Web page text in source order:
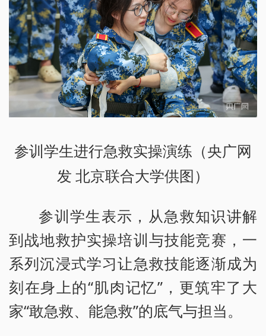
参训学生进行急救实操演练（央广网
发 北京联合大学供图）
参训学生表示，从急救知识讲解
到战地救护实操培训与技能竞赛，一
系列沉浸式学习让急救技能逐渐成为
刻在身上的“肌肉记忆”，更筑牢了大
家“敢急救、能急救”的底气与担当。